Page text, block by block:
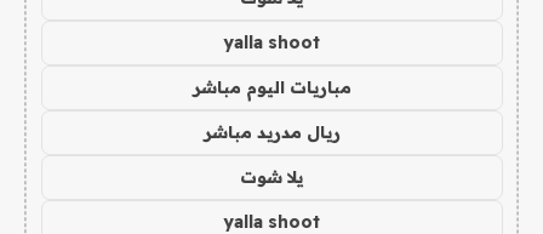
yalla shoot
مباريات اليوم مباشر
ريال مدريد مباشر
يلا شوت
yalla shoot